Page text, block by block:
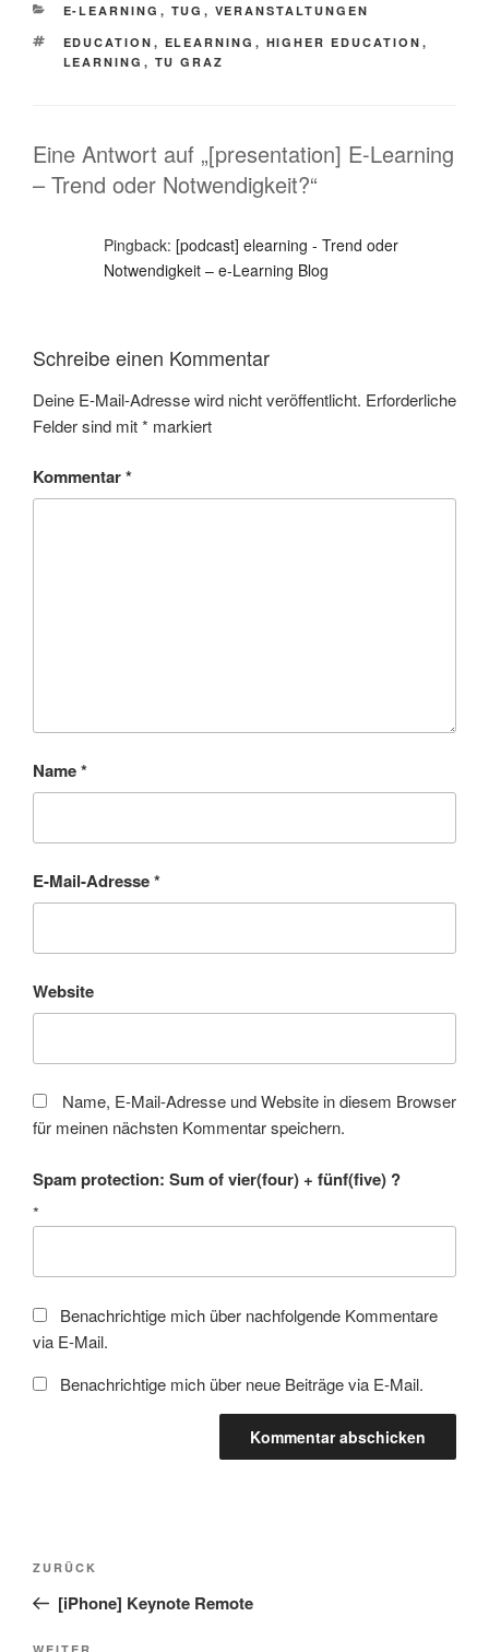
KATEGORIEN
E-LEARNING , TUG , VERANSTALTUNGEN
SCHLAGWÖRTER
EDUCATION , ELEARNING , HIGHER EDUCATION ,
LEARNING , TU GRAZ
Eine Antwort auf „[presentation] E-Learning
– Trend oder Notwendigkeit?“
Pingback: [podcast] elearning - Trend oder
Notwendigkeit – e-Learning Blog
Schreibe einen Kommentar
Deine E-Mail-Adresse wird nicht veröffentlicht. Erforderliche
Felder sind mit* markiert
Kommentar*
Name*
E-Mail-Adresse*
Website
Name, E-Mail-Adresse und Website in diesem Browser
für meinen nächsten Kommentar speichern.
Spam protection: Sum of vier(four) + fünf(five) ?
*
Benachrichtige mich über nachfolgende Kommentare
via E-Mail.
Benachrichtige mich über neue Beiträge via E-Mail.
Beitragsnavigation
Vorheriger
Beitrag
ZURÜCK
[iPhone] Keynote Remote